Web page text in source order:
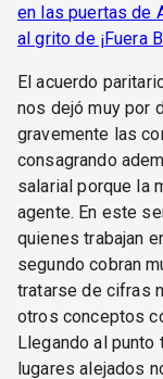
en las puertas de
al grito de ¡Fuera
El acuerdo
nos dejó muy por
gravemente las
consagrando
salarial porque la
agente. En este
quienes trabajan
segundo cobran
tratarse de cifras
otros conceptos
Llegando al punto
lugares alejados